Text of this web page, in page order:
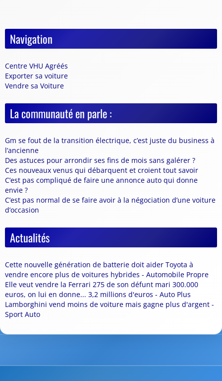
Navigation
Centre VHU Agréés
Exporter sa voiture
Vendre sa Voiture
La communauté en parle :
Gm se fout de la transition électrique, c’est juste du business à
l’ancienne
Des astuces pour arrondir ses fins de mois sans galérer ?
Ces nouveaux venus qui débarquent et croient tout savoir
C’est pas compliqué de faire une annonce auto qui donne
envie ?
C’est pas normal de se faire avoir à la négociation d’une voiture
d’occasion
Actualités
Cette nouvelle génération de batterie doit aider Toyota à
vendre encore plus de voitures hybrides - Automobile Propre
Elle veut vendre la Ferrari 275 de son défunt mari 300.000
euros, on lui en donne... 3,2 millions d'euros - Auto Plus
Lamborghini vend moins de voiture mais gagne plus d'argent -
Sport Auto